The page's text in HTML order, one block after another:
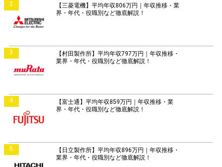
2
【三菱電機】平均年収806万円｜年収推移・業
界・年代・役職別など徹底解説！
3
【村田製作所】平均年収797万円｜年収推移・
業界・年代・役職別など徹底解説！
4
【富士通】平均年収859万円｜年収推移・業
界・年代・役職別など徹底解説！
5
【日立製作所】平均年収896万円｜年収推移・
業界・年代・役職別など徹底解説！